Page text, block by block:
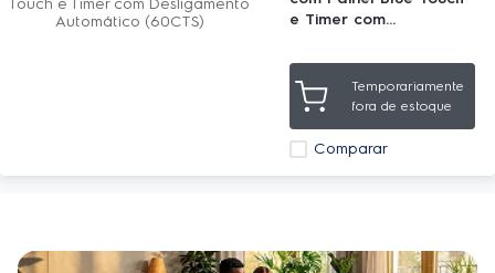
e Timer com
Automático (60CTS)
Temporariamente
fora de estoque
Comparar